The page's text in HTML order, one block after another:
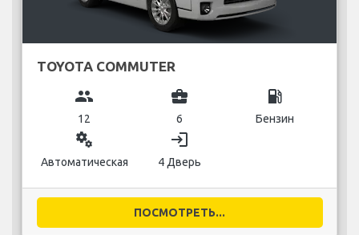
TOYOTA COMMUTER
group
12
business_center
6
local_gas_station
Бензин
miscellaneous_services
Автоматическая
login
4 Дверь
ПОСМОТРЕТЬ...